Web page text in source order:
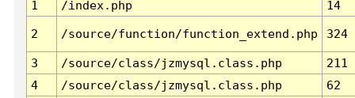
1
/index.php 14
2 /source/function/function_extend.php 324
3 /source/class/jzmysql.class.php
211
4
/source/class/jzmysql.class.php
62